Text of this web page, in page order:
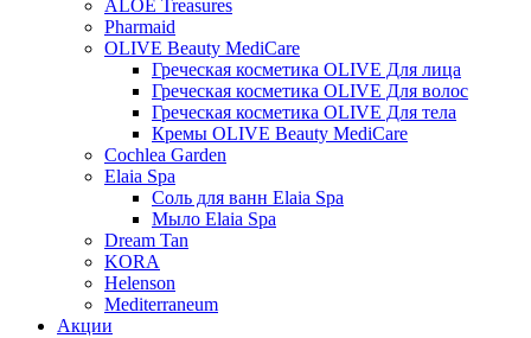
ALOE Treasures
Pharmaid
OLIVE Beauty MediCare
Греческая косметика OLIVE Для лица
Греческая косметика OLIVE Для волос
Греческая косметика OLIVE Для тела
Кремы OLIVE Beauty MediCare
Cochlea Garden
Elaia Spa
Соль для ванн Elaia Spa
Мыло Elaia Spa
Dream Tan
KORA
Helenson
Mediterraneum
Акции